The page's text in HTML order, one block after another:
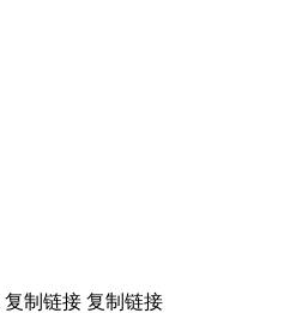
复制链接 复制链接